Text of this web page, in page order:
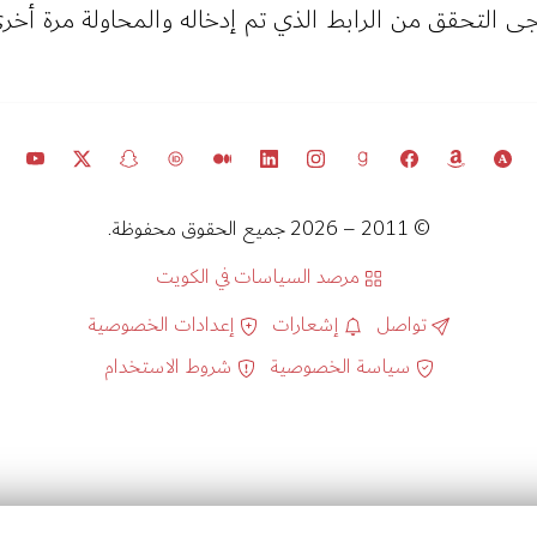
التحقق من الرابط الذي تم إدخاله والمحاولة مرة
© 2011 – 2026 جميع الحقوق محفوظة.
مرصد السياسات في الكويت
تواصل
إشعارات
إعدادات الخصوصية
سياسة الخصوصية
شروط الاستخدام